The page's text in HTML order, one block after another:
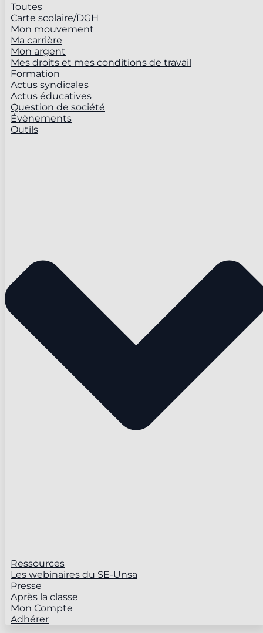
Toutes
Carte scolaire/DGH
Mon mouvement
Ma carrière
Mon argent
Mes droits et mes conditions de travail
Formation
Actus syndicales
Actus éducatives
Question de société
Évènements
Outils
Ressources
Les webinaires du SE-Unsa
Presse
Après la classe
Mon Compte
Adhérer